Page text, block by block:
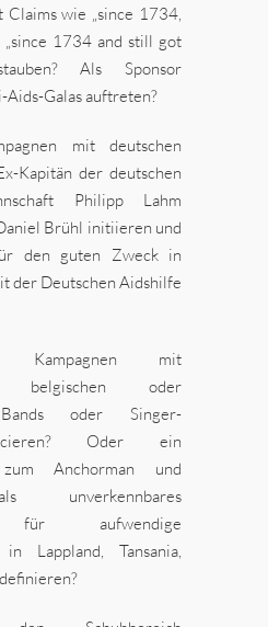
wie „since 1734,
„since 1734 and still got
Als Sponsor
Galas auftreten?
mit deutschen
Kapitän der deutschen
Philipp Lahm
Brühl initiieren und
den guten Zweck in
der Deutschen Aidshilfe
Kampagnen mit
belgischen oder
Bands oder Singer-
Oder ein
zum Anchorman und
unverkennbares
für aufwendige
in Lappland, Tansania,